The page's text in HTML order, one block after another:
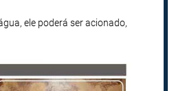
ele poderá ser acionado,